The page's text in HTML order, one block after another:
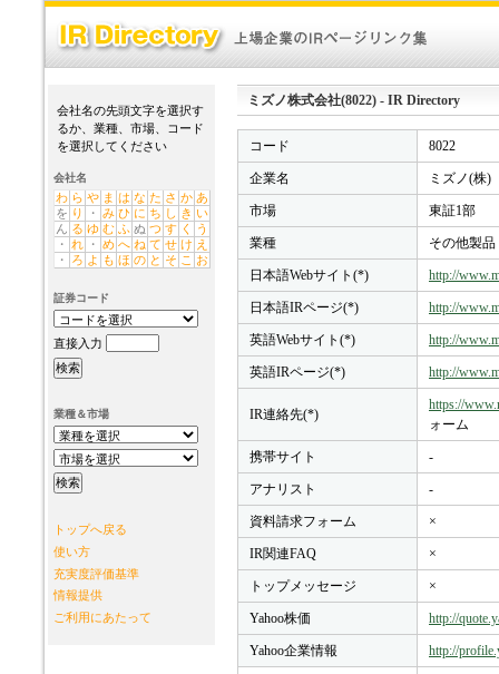
会社名の先頭文字を選択す
るか、業種、市場、コード
を選択してください
会社名
わ ら や ま は な た さ か あ
を り ・ み ひ に ち し き い
ん る ゆ む ふ ぬ つ す く
う
・ れ ・ め へ ね て せ け え
・
ろ よ も ほ の と そ こ お
証券コード
直接入力
業種＆市場
トップへ戻る
使い方
充実度評価基準
情報提供
ご利用にあたって
ミズノ株式会社(8022) - IR Directory
コード 8022
企業名 ミズノ(株)
市場 東証1部
業種 その他製品
日本語Webサイト(*) http://
日本語IRページ(*) http://
英語Webサイト(*) http://
英語IRページ(*) http://
IR連絡先(*)
https://
ォーム
携帯サイト -
アナリスト -
資料請求フォーム ×
IR関連FAQ ×
トップメッセージ ×
Yahoo株価 http://
Yahoo企業情報 http://